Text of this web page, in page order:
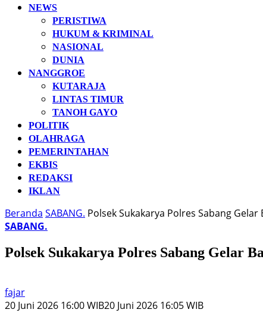
NEWS
PERISTIWA
HUKUM & KRIMINAL
NASIONAL
DUNIA
NANGGROE
KUTARAJA
LINTAS TIMUR
TANOH GAYO
POLITIK
OLAHRAGA
PEMERINTAHAN
EKBIS
REDAKSI
IKLAN
Beranda SABANG. Polsek Sukakarya Polres Sabang
SABANG.
Polsek Sukakarya Polres Sabang Gelar
fajar
20 Juni 2026 16:00 WIB20 Juni 2026 16:05 WIB